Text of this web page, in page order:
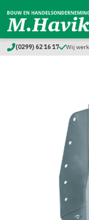
(0299) 62 16 17 Wij